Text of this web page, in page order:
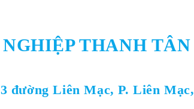
THANH TÂN
đường Liên Mạc, P. Liên Mạc,